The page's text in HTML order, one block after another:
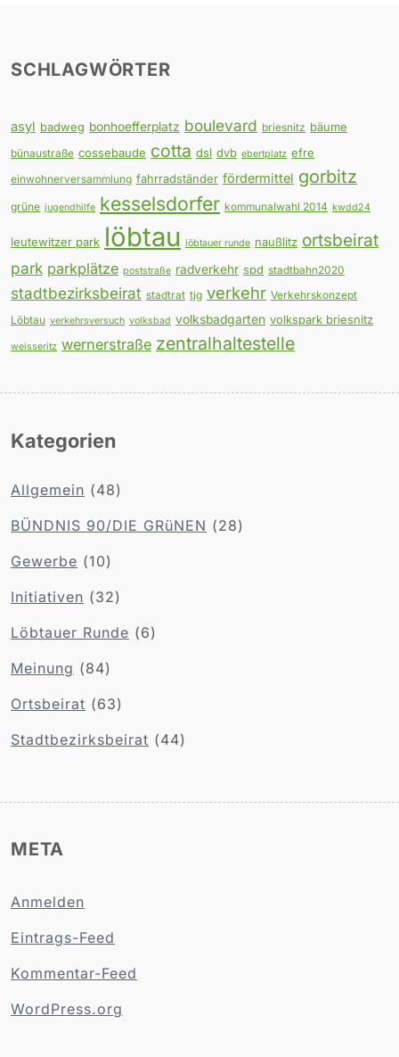
SCHLAGWÖRTER
asyl badweg bonhoefferplatz boulevard briesnitz bäume
bünaustraße cossebaude cotta dsl dvb ebertplatz efre
einwohnerversammlung fahrradständer fördermittel gorbitz
grüne jugendhilfe kesselsdorfer kommunalwahl 2014 kwdd24
leutewitzer park löbtau löbtauer runde naußlitz ortsbeirat
park parkplätze poststraße radverkehr spd stadtbahn2020
stadtbezirksbeirat stadtrat tjg verkehr Verkehrskonzept
Löbtau verkehrsversuch volksbad volksbadgarten volkspark briesnitz
weisseritz wernerstraße zentralhaltestelle
Kategorien
Allgemein (48)
BÜNDNIS 90/DIE GRüNEN (28)
Gewerbe (10)
Initiativen (32)
Löbtauer Runde (6)
Meinung (84)
Ortsbeirat (63)
Stadtbezirksbeirat (44)
META
Anmelden
Eintrags-Feed
Kommentar-Feed
WordPress.org